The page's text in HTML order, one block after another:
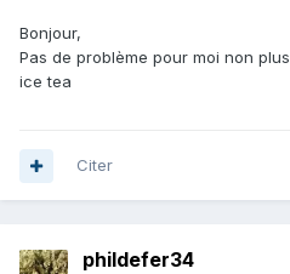
Bonjour,
Pas de problème pour moi non plus
ice tea
Citer
phildefer34